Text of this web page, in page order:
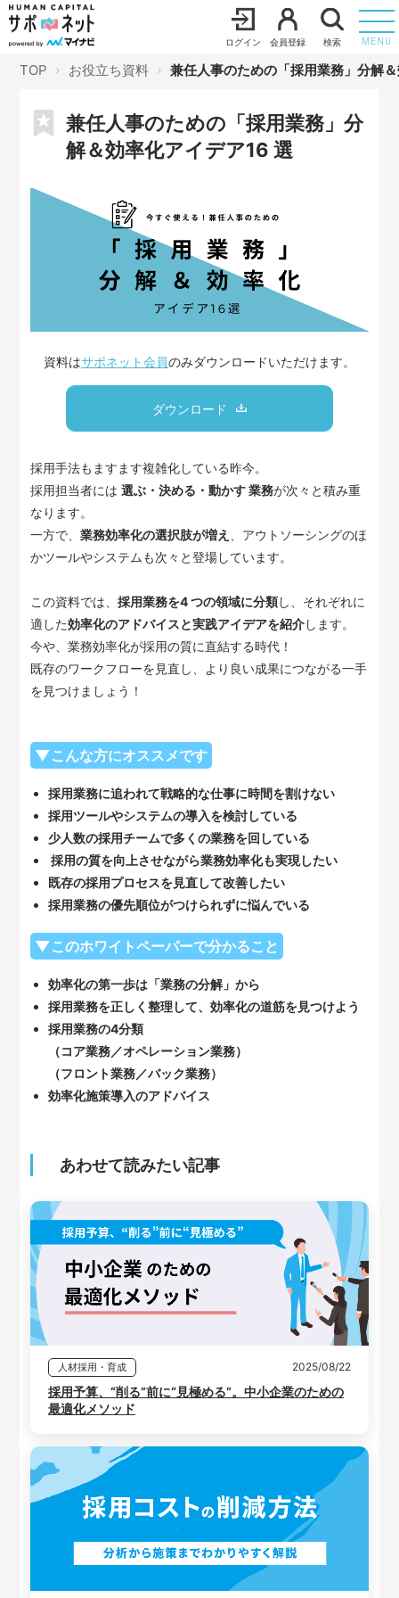
ログイン 会員登録 検索 MENU
TOP お役立ち資料 兼任人事のための「採用業務」分解
兼任人事のための「採用業務」分
解＆効率化アイデア16 選
資料はサポネット会員のみダウンロードいただけます。
ダウンロード
採用手法もますます複雑化している昨今。
採用担当者には選ぶ・決める・動かす 業務が次々と積み重
なります。
一方で、業務効率化の選択肢が増え
、アウトソーシングのほ
かツールやシステムも次々と登場しています。
この資料では、採用業務を4 つの領域に分類し、それぞれに
適した効率化のアドバイスと実践アイデアを紹介します。
今や、業務効率化が採用の質に直結する時代！
既存のワークフローを見直し、より良い成果につながる一手
を見つけましょう！
▼こんな方にオススメです
採用業務に追われて戦略的な仕事に時間を割けない
採用ツールやシステムの導入を検討している
少人数の採用チームで多くの業務を回している
採用の質を向上させながら業務効率化も実現したい
既存の採用プロセスを見直して改善したい
採用業務の優先順位がつけられずに悩んでいる
▼このホワイトペーパーで分かること
効率化の第一歩は「業務の分解」から
採用業務を正しく整理して、効率化の道筋を見つけよう
採用業務の4分類
（コア業務／オペレーション業務）
（フロント業務／バック業務）
効率化施策導入のアドバイス
あわせて読みたい記事
人材採用・育成 2025/08/22
採用予算、“削る”前に“見極める”。中小企業のための
最適化メソッド